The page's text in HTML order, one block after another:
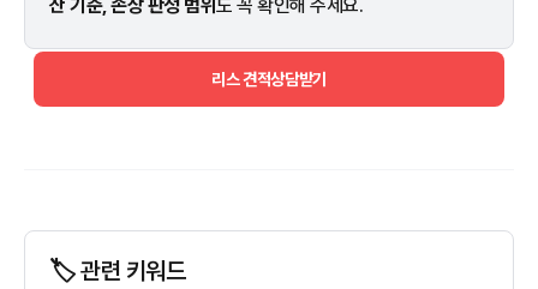
산 기준, 손상 판정 범위도 꼭 확인해 주세요.
리스 견적상담받기
🏷️ 관련 키워드